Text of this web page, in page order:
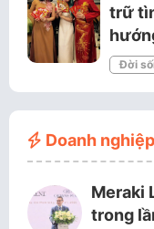
trữ
Đời
Doanh nghiệp
Meraki
trong